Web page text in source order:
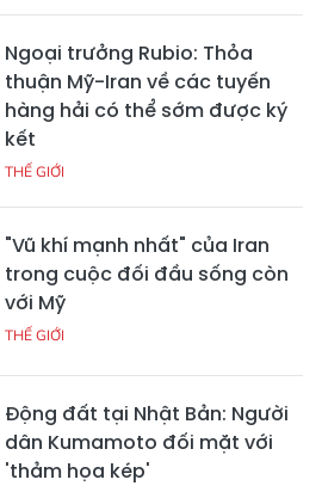
Ngoại trưởng Rubio: Thỏa
thuận Mỹ-Iran về các tuyến
hàng hải có thể sớm được ký
kết
THẾ GIỚI
"Vũ khí mạnh nhất" của Iran
trong cuộc đối đầu sống còn
với Mỹ
THẾ GIỚI
Động đất tại Nhật Bản: Người
dân Kumamoto đối mặt với
'thảm họa kép'